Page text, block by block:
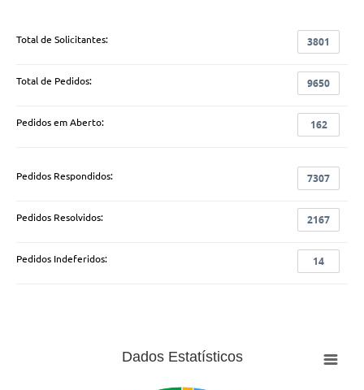
Total de Solicitantes: 3801
Total de Pedidos: 9650
Pedidos em Aberto: 162
Pedidos Respondidos: 7307
Pedidos Resolvidos: 2167
Pedidos Indeferidos: 14
Dados Estatísticos